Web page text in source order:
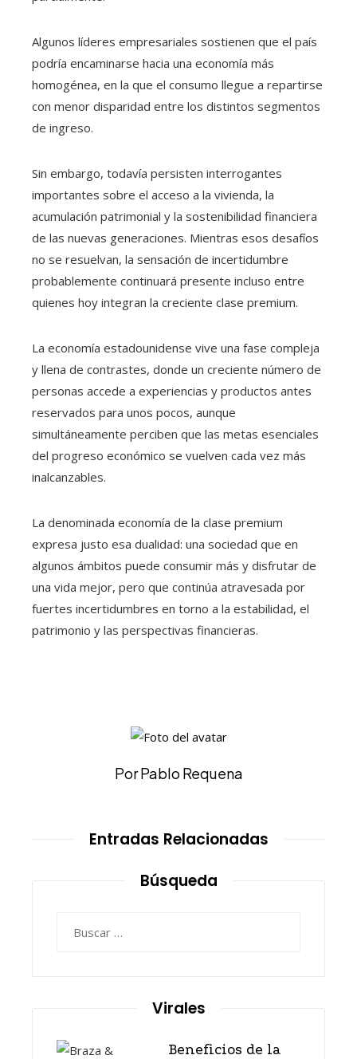
Algunos líderes empresariales sostienen que el país
podría encaminarse hacia una economía más
homogénea, en la que el consumo llegue a repartirse
con menor disparidad entre los distintos segmentos
de ingreso.
Sin embargo, todavía persisten interrogantes
importantes sobre el acceso a la vivienda, la
acumulación patrimonial y la sostenibilidad financiera
de las nuevas generaciones. Mientras esos desafíos
no se resuelvan, la sensación de incertidumbre
probablemente continuará presente incluso entre
quienes hoy integran la creciente clase premium.
La economía estadounidense vive una fase compleja
y llena de contrastes, donde un creciente número de
personas accede a experiencias y productos antes
reservados para unos pocos, aunque
simultáneamente perciben que las metas esenciales
del progreso económico se vuelven cada vez más
inalcanzables.
La denominada economía de la clase premium
expresa justo esa dualidad: una sociedad que en
algunos ámbitos puede consumir más y disfrutar de
una vida mejor, pero que continúa atravesada por
fuertes incertidumbres en torno a la estabilidad, el
patrimonio y las perspectivas financieras.
Por Pablo Requena
Entradas Relacionadas
Búsqueda
Virales
Beneficios de la